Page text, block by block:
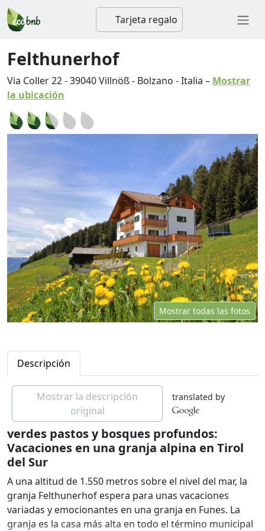
Tarjeta regalo
Felthunerhof
Via Coller 22-39040Villnöß- Bolzano -Italia – Mostrar
la ubicación
Mostrar todas las fotos
Descripción
Mostrar la descripción
original
translated by
verdes pastos y bosques profundos:
Vacaciones en una granja alpina en Tirol
del Sur
A una altitud de 1.550 metros sobre el nivel del mar, la
granja Felthunerhof espera para unas vacaciones
variadas y emocionantes en una granja en Funes. La
granja es la casa más alta en todo el término municipal